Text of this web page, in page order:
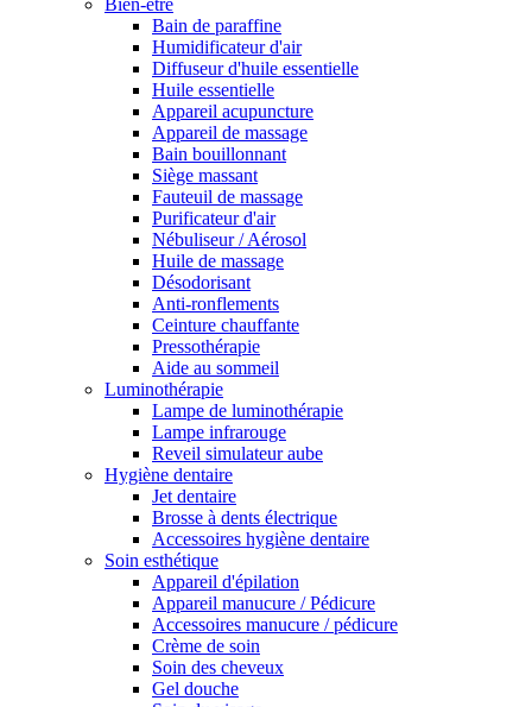
Bien-être
Bain de paraffine
Humidificateur d'air
Diffuseur d'huile essentielle
Huile essentielle
Appareil acupuncture
Appareil de massage
Bain bouillonnant
Siège massant
Fauteuil de massage
Purificateur d'air
Nébuliseur / Aérosol
Huile de massage
Désodorisant
Anti-ronflements
Ceinture chauffante
Pressothérapie
Aide au sommeil
Luminothérapie
Lampe de luminothérapie
Lampe infrarouge
Reveil simulateur aube
Hygiène dentaire
Jet dentaire
Brosse à dents électrique
Accessoires hygiène dentaire
Soin esthétique
Appareil d'épilation
Appareil manucure / Pédicure
Accessoires manucure / pédicure
Crème de soin
Soin des cheveux
Gel douche